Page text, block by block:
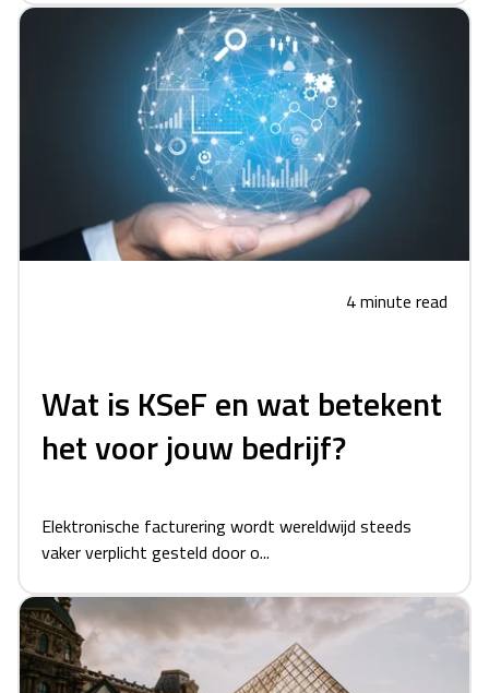
4 minute read
Wat is KSeF en wat betekent
het voor jouw bedrijf?
Elektronische facturering wordt wereldwijd steeds
vaker verplicht gesteld door o...